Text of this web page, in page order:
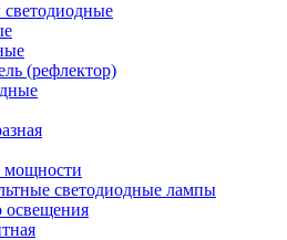
(рефлектор)
светодиодные лампы
освещения